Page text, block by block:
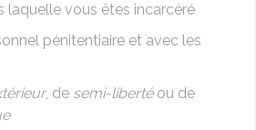
laquelle vous êtes incarcéré
pénitentiaire et avec les
, de semi-libertéou de